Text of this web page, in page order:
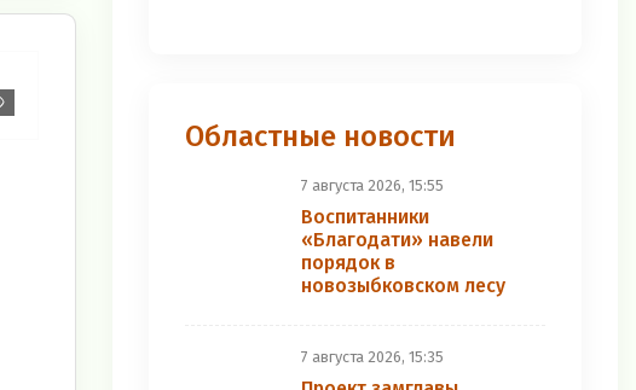
Областные новости
7 августа 2026, 15:55
Воспитанники
«Благодати» навели
порядок в
новозыбковском лесу
7 августа 2026, 15:35